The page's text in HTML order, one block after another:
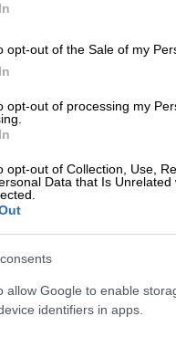
opt-out of the Sale of my
opt-out of processing my
opt-out of Collection, Use,
Data that Is
allow Google to enable
identifiers in apps.
με τη
να
του
3% εφέτος
γίνεται πολύ
της
ρυθμός
αναπτυγμένες